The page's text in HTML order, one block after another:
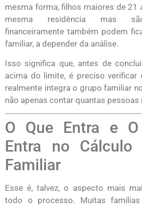
mesma forma, filhos maiores de 21
mesma residência mas
financeiramente também podem
familiar, a depender da análise.
Isso significa que, antes de
acima do limite, é preciso verificar
realmente integra o grupo familiar
não apenas contar quantas pessoas
O Que Entra e
Entra no Cálculo
Familiar
Esse é, talvez, o aspecto mais
todo o processo. Muitas